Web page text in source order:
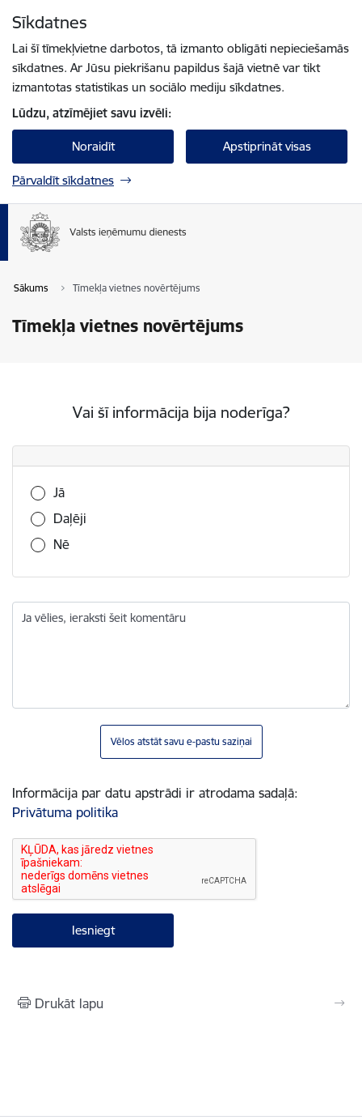
Sīkdatnes
Lai šī tīmekļvietne darbotos, tā izmanto obligāti nepieciešamās
sīkdatnes. Ar Jūsu piekrišanu papildus šajā vietnē var tikt
izmantotas statistikas un sociālo mediju sīkdatnes.
Lūdzu, atzīmējiet savu izvēli:
Noraidīt Apstiprināt visas
Pārvaldīt sīkdatnes
Sākums Tīmekļa vietnes novērtējums
Tīmekļa vietnes novērtējums
Vai šī informācija bija noderīga?
Vai šī informācija bija noderīga?
Jā
Daļēji
Nē
Ja vēlies, ieraksti šeit komentāru
Vēlos atstāt savu e-pastu saziņai
Informācija par datu apstrādi ir atrodama sadaļā:
Privātuma politika
Drukāt lapu